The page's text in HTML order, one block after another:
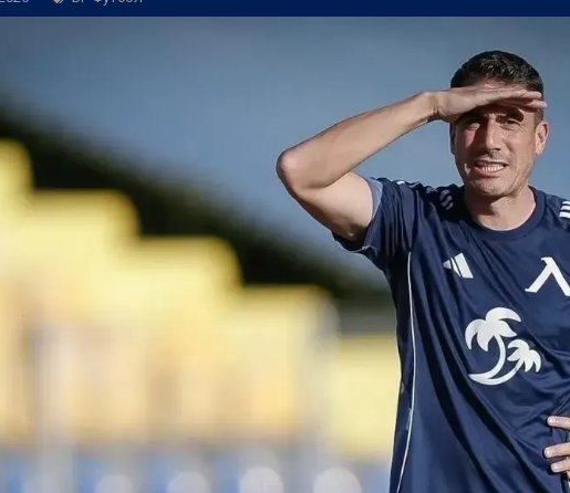
ЦСКА към феновете: Остана само една крачка!